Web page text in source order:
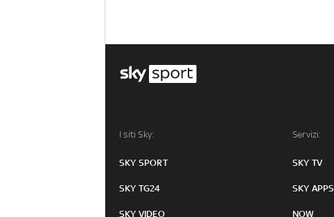
I siti Sky:
SKY SPORT
SKY TG24
SKY VIDEO
Servizi:
SKY TV
SKY APPS
NOW